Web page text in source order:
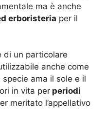
ma è anche
erboristeria per il
di un particolare
anche come
ama il sole e il
in vita per periodi
meritato l’appellativo